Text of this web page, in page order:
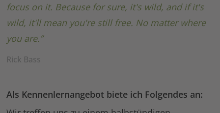
focus on it. Because for sure, it's wild, and if it's
wild, it'll mean you're still free. No matter where
you are.”
Rick Bass
Als Kennenlernangebot biete ich Folgendes an: